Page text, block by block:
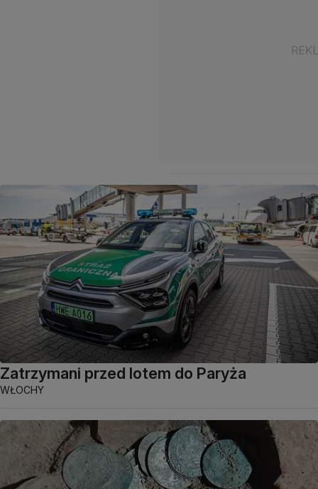
Zatrzymani przed lotem do Paryża
WŁOCHY